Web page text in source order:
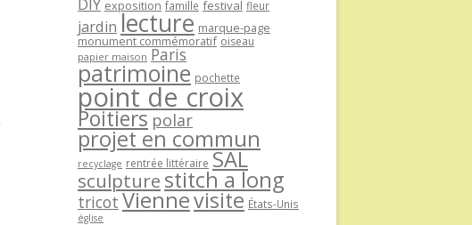
exposition famille festival fleur
jardin lecture marque-page
monument commémoratif oiseau
papier maison Paris
patrimoine pochette
point de croix
Poitiers polar
projet en commun
recyclage rentrée littéraire SAL
sculpture stitch a long
tricot Viennevisite États-Unis
église